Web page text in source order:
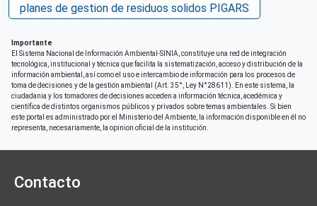
planes de gestion de residuos solidos PIGARS
Importante
El Sistema Nacional de Información Ambiental-SINIA, constituye una red de integración
tecnológica, institucional y técnica que facilita la sistematización, acceso y distribución de la
información ambiental, así como el uso e intercambio de información para los procesos de
toma de decisiones y de la gestión ambiental (Art. 35°, Ley N°28611). En este sistema, la
ciudadania y los tomadores de decisiones acceden a información técnica, acedémica y
científica de distintos organismos públicos y privados sobre temas ambientales. Si bien
este portal es administrado por el Ministerio del Ambiente, la información disponible en él no
representa, necesariamente, la opinion oficial de la institución.
Contacto